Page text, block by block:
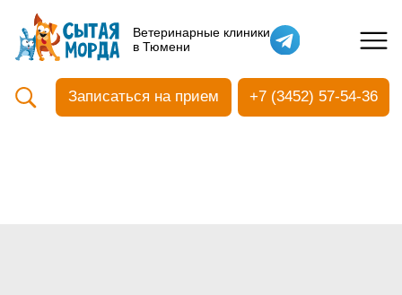
Ветеринарные клиники
в Тюмени
Кастрация собак
Вакцинация
Ультразвуковая чистка зубов
Общий анализ крови